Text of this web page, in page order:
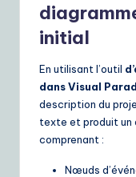
initial
En utilisant l’outil
dans Visual
description du
texte et produit un
comprenant :
Nœuds